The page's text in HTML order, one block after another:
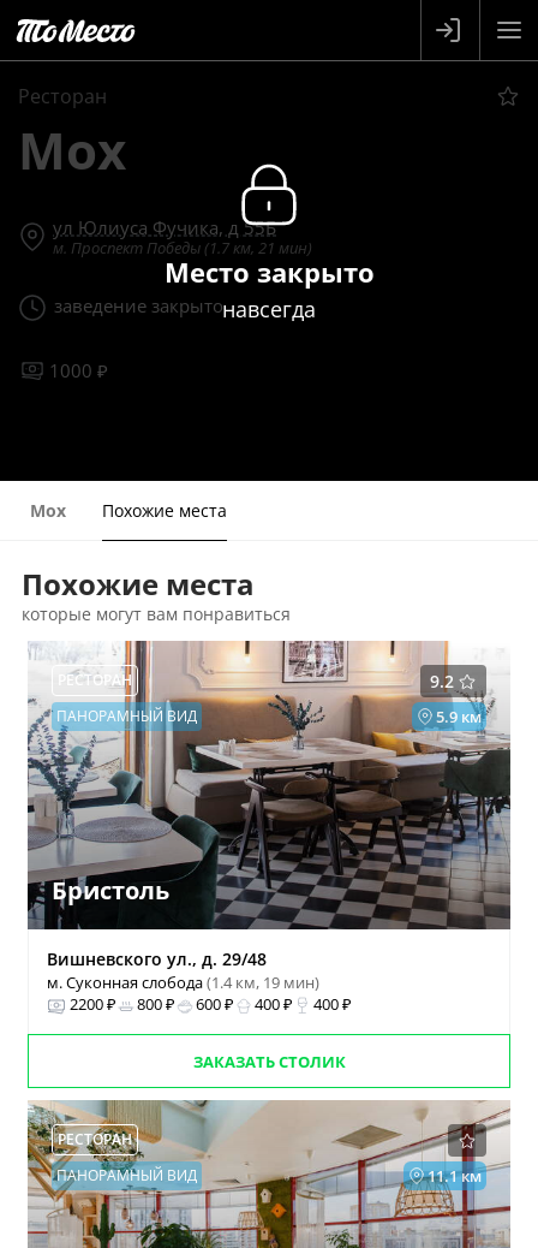
Ресторан
Мох
ул Юлиуса Фучика, д 55Б
м. Проспект Победы (1.7 км, 21 мин)
заведение закрыто
1000 ₽
Место закрыто
навсегда
Мох Похожие места
Похожие места
которые могут вам понравиться
9.2
РЕСТОРАН
5.9 км
ПАНОРАМНЫЙ ВИД
Бристоль
Вишневского ул., д. 29/48
м. Суконная слобода(1.4 км, 19 мин)
2200 ₽
800 ₽ 600 ₽ 400 ₽ 400 ₽
ЗАКАЗАТЬ СТОЛИК
РЕСТОРАН
11.1 км
ПАНОРАМНЫЙ ВИД